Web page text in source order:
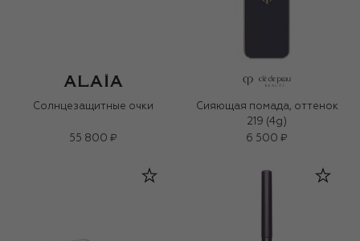
Солнцезащитные очки
55 800 ₽
Сияющая помада, оттенок
219 (4g)
6 500 ₽